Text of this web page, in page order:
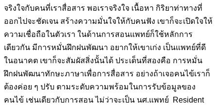
จริงใจกับคนที่เราสื่อสาร พอเราจริงใจ เนื้อหา กิริยาท่าทางที่
ออกไปจะชัดเจน สร้างความมั่นใจให้กับคนฟัง เขาก็จะเปิดใจให้
ความเชื่อถือในตัวเรา ในด้านการสอนแพทย์ก็ใช้หลักการ
เดียวกัน มีการหมั่นฝึกฝนพัฒนา อยากให้เขาเก่ง เป็นแพทย์ที่ดี
ในอนาคต เขาก็จะสัมผัสสิ่งนั้นได้ ประเด็นที่สองคือ การหมั่น
ฝึกฝนพัฒนาทักษะภาษาเพื่อการสื่อสาร อย่างถ้าเจอคนไข้เราก็
ต้องค่อย ๆ ปรับ ตามระดับความพร้อมในการรับข้อมูลของ
คนไข้ เช่นเดียวกับการสอน ไม่ว่าจะเป็น นศ.แพทย์ Resident